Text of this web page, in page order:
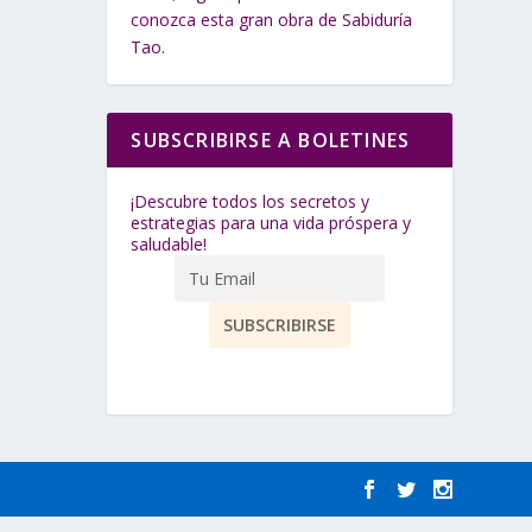
conozca esta gran obra de Sabiduría
Tao.
SUBSCRIBIRSE A BOLETINES
¡Descubre todos los secretos y
estrategias para una vida próspera y
saludable!